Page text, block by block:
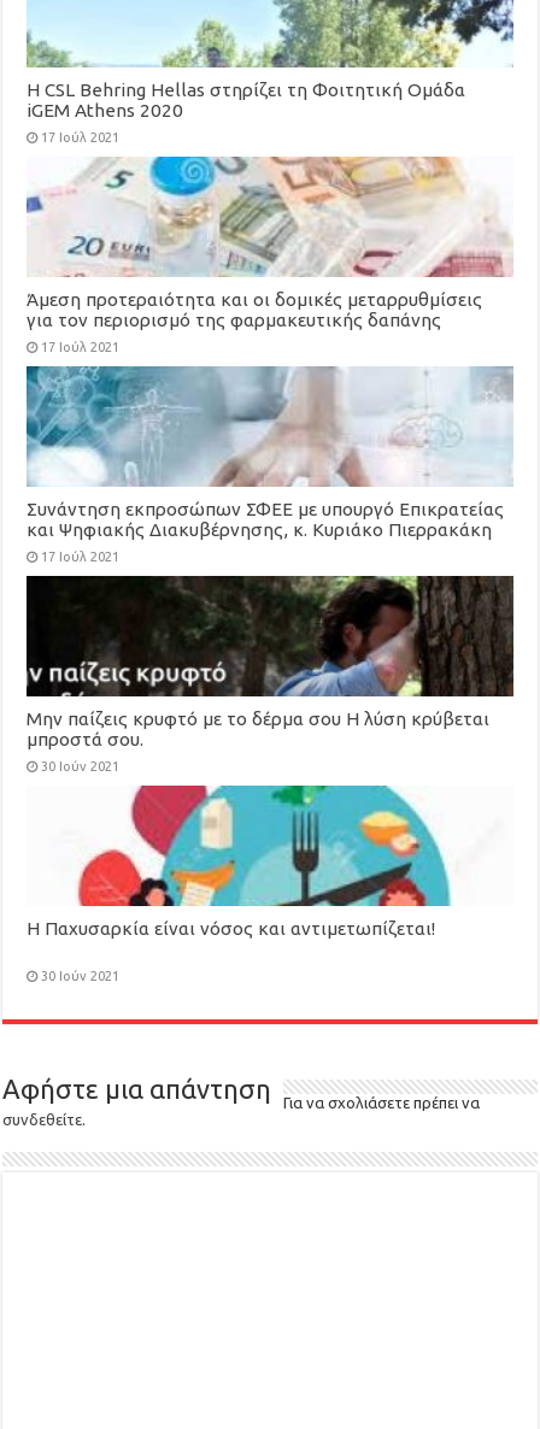
H CSL Behring Hellas στηρίζει τη Φοιτητική Ομάδα
iGEM Athens 2020
17 Ιούλ 2021
Άμεση προτεραιότητα και οι δομικές μεταρρυθμίσεις
για τον περιορισμό της φαρμακευτικής δαπάνης
17 Ιούλ 2021
Συνάντηση εκπροσώπων ΣΦΕΕ με υπουργό Επικρατείας
και Ψηφιακής Διακυβέρνησης, κ. Κυριάκο Πιερρακάκη
17 Ιούλ 2021
Μην παίζεις κρυφτό με το δέρμα σου Η λύση κρύβεται
μπροστά σου.
30 Ιούν 2021
Η Παχυσαρκία είναι νόσος και αντιμετωπίζεται!
30 Ιούν 2021
Αφήστε μια απάντηση
Για να σχολιάσετε πρέπει να
συνδεθείτε